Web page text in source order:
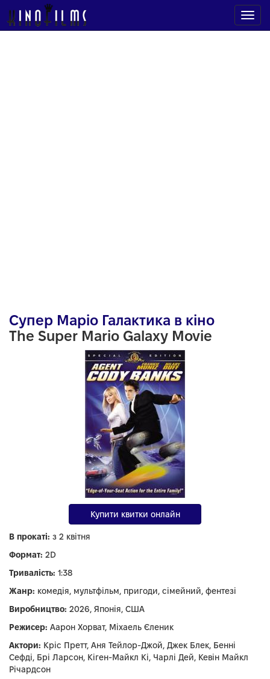
Супер Маріо Галактика в кіно
The Super Mario Galaxy Movie
Купити квитки онлайн
В прокаті: з 2 квітня
Формат: 2D
Тривалість: 1:38
Жанр: комедія, мультфільм, пригоди, сімейний, фентезі
Виробництво: 2026, Японія, США
Режисер: Аарон Хорват, Міхаель Єленик
Актори: Кріс Претт, Аня Тейлор-Джой, Джек Блек, Бенні
Сефді, Брі Ларсон, Кіген-Майкл Кі, Чарлі Дей, Кевін Майкл
Річардсон